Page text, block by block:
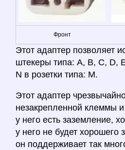
Фронт
Этот адаптер позволяет
штекеры типа: A, B, C, D,
N в розетки типа: M.
Этот адаптер
незакрепленной клеммы
у него есть заземление,
у него не будет хорошего
он поддерживает так